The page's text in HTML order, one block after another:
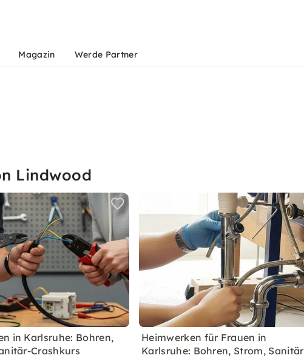
Magazin Werde Partner
Lindwood
in Karlsruhe: Bohren,
Crashkurs
Heimwerken für Frauen in
Karlsruhe: Bohren, Strom, Sanitär